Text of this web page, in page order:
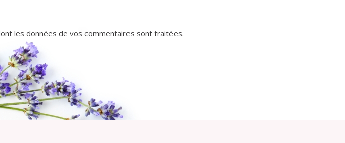
les données de vos commentaires sont traitées.